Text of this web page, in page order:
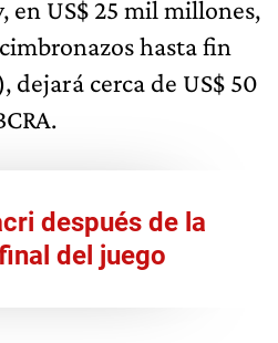
en US$ 25 mil millones,
hasta fin
dejará cerca de US$ 50
después de la
del juego